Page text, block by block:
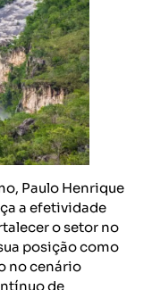
Paulo Henrique
a efetividade
o setor no
posição como
no cenário
de